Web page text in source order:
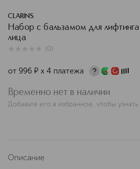
CLARINS
Набор с бальзамом для
лица
(0)
от 996 ¤ х 4 платежа
Временно нет в наличии
Добавьте его в избранное, чтобы
Описание